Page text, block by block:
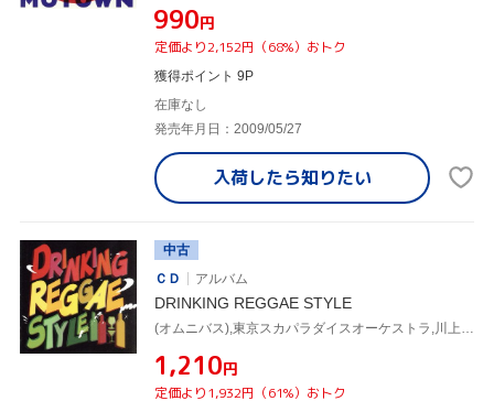
¥990円
定価より2,152円（68%）おトク
獲得ポイント 9P
在庫なし
発売年月日：2009/05/27
入荷したら知りたい
中古
ＣＤ
アルバム
DRINKING REGGAE STYLE
¥1,210円
定価より1,932円（61%）おトク